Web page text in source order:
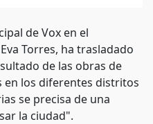
de Vox en el
Torres, ha trasladado
de las obras de
en los diferentes distritos
se precisa de una
la ciudad".